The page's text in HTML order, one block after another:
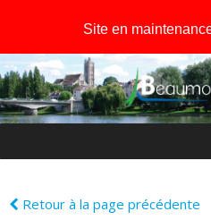
Retour à la page précédente
Site en